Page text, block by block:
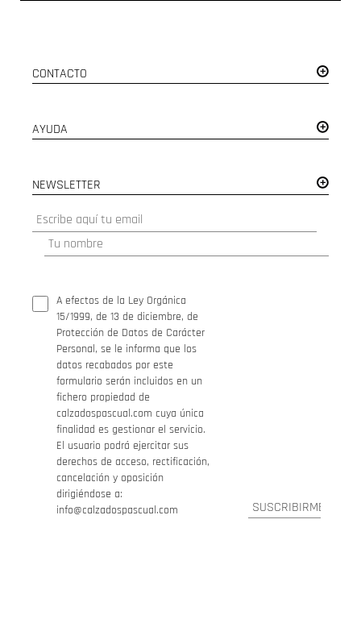
CONTACTO
AYUDA
NEWSLETTER
A efectos de la Ley Orgánica
15/1999, de 13 de diciembre, de
Protección de Datos de Carácter
Personal, se le informa que los
datos recabados por este
formulario serán incluidos en un
fichero propiedad de
calzadospascual.com cuya única
finalidad es gestionar el servicio.
El usuario podrá ejercitar sus
derechos de acceso, rectificación,
cancelación y oposición
dirigiéndose a:
info@calzadospascual.com